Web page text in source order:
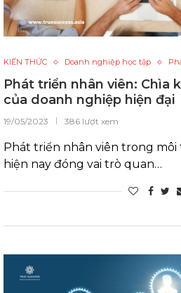
KIẾN THỨC Doanh nghiệp học tập
Phát triển nhân viên: Chìa
của doanh nghiệp hiện đại
19/05/2023 386 lượt xem
Phát triển nhân viên trong
hiện nay đóng vai trò quan…